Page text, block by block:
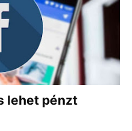
lehet pénzt